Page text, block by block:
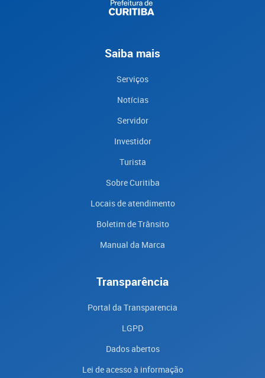
Saiba mais
Serviços
Notícias
Servidor
Investidor
Turista
Sobre Curitiba
Locais de atendimento
Boletim de Trânsito
Manual da Marca
Transparência
Portal da Transparencia
LGPD
Dados abertos
Lei de acesso à informação